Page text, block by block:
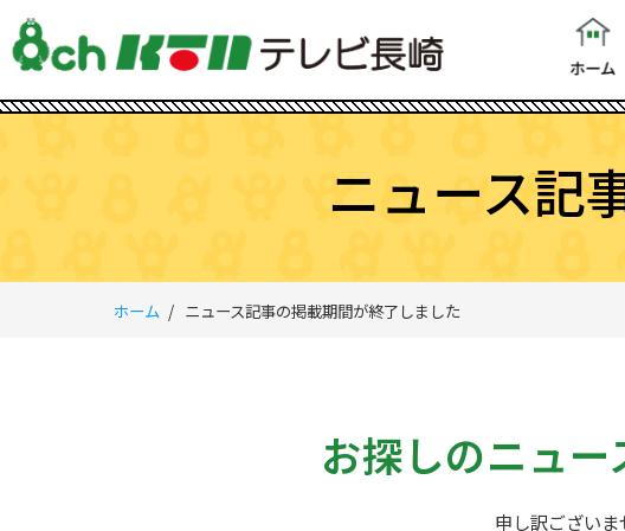
ニュース記
ホーム ニュース記事の掲載期間が終了しました
お探しのニュー
申し訳ござい